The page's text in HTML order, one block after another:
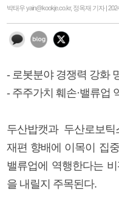
박태우 yain@kookje.co.kr, 정옥재 기자 |
- 로봇분야 경쟁력 강화
- 주주가치 훼손·밸류업
두산밥캣과 두산로보
재편 향배에 이목이 집
밸류업에 역행한다는
을 내릴지 주목된다.